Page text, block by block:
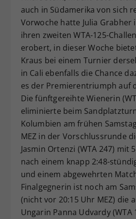
auch in Südamerika von sich
Vorwoche hatte Julia Grabher
ihren zweiten WTA-125-
erobert, in dieser Woche
Kraus bei einem Turnier
in Cali ebenfalls die Chance
es der Premierentriumph auf
Die fünftgereihte Wienerin
eliminierte beim
Kolumbien am frühen
MEZ in der Vorschlussrunde
Jasmin Ortenzi (WTA 247) mit
nach einem knapp 2:48-
und einem abgewehrten
Finalgegnerin ist noch am
(nicht vor 20:15 Uhr MEZ) die
Ungarin Panna Udvardy (WTA
Zweck
Dieser Wert
Einstellungen.
zufällig generierte
historische
vorgenommen
Webseiten-
hat.